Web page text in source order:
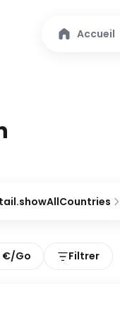
Accueil
€/Go Filtrer